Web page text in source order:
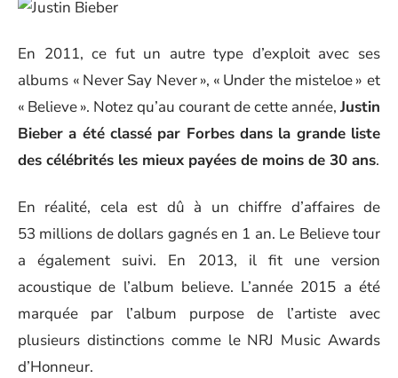
En 2011, ce fut un autre type d’exploit avec ses
albums « Never Say Never », « Under the misteloe » et
« Believe ». Notez qu’au courant de cette année, Justin
Bieber a été classé par Forbes dans la grande liste
des célébrités les mieux payées de moins de 30 ans.
En réalité, cela est dû à un chiffre d’affaires de
53 millions de dollars gagnés en 1 an. Le Believe tour
a également suivi. En 2013, il fit une version
acoustique de l’album believe. L’année 2015 a été
marquée par l’album purpose de l’artiste avec
plusieurs distinctions comme le NRJ Music Awards
d’Honneur.